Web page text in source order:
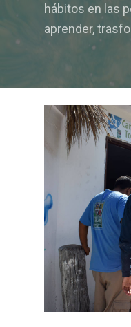
hábitos en las
aprender,